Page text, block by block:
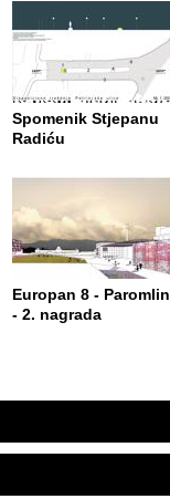
Spomenik Stjepanu
Radiću
Europan 8 - Paromlin
- 2. nagrada